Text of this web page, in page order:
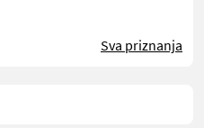
Sva priznanja